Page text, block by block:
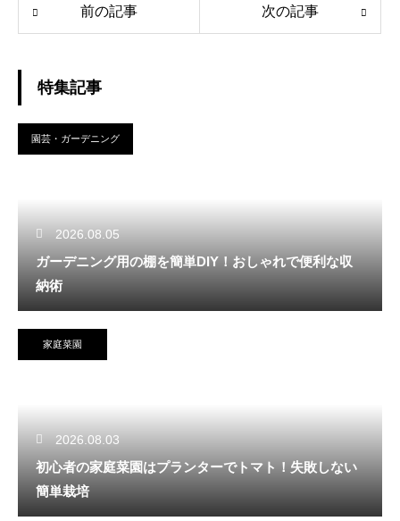
前の記事 次の記事
特集記事
園芸・ガーデニング
2026.08.05
ガーデニング用の棚を簡単DIY！おしゃれで便利な収
納術
家庭菜園
2026.08.03
初心者の家庭菜園はプランターでトマト！失敗しない
簡単栽培